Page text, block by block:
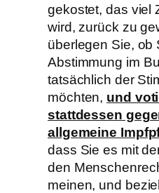
gekostet, das viel
wird, zurück zu
überlegen Sie, ob
Abstimmung im
tatsächlich der
möchten, und
stattdessen
allgemeine
dass Sie es mit
den
meinen, und